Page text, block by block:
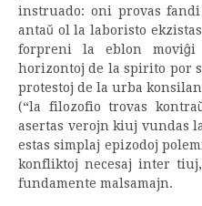
instruado: oni provas
antaŭ ol la laboristo
forpreni la eblon
horizontoj de la spirito por
protestoj de la urba
(“la filozofio trovas
asertas verojn kiuj vundas
estas simplaj epizodoj
konfliktoj necesaj inter
fundamente malsamajn.